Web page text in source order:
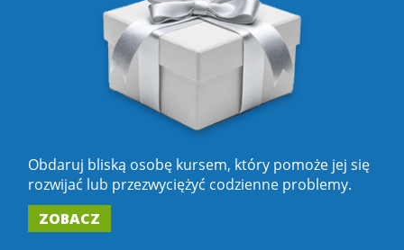
Obdaruj bliską osobę kursem, który pomoże jej się
rozwijać lub przezwyciężyć codzienne problemy.
ZOBACZ